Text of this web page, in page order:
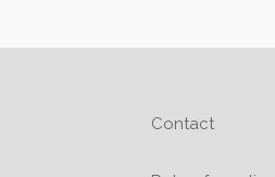
Contact